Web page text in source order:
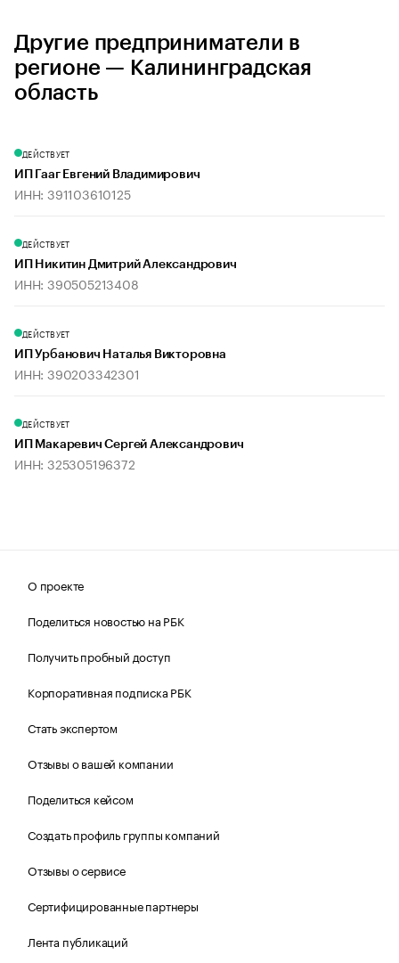
Другие предприниматели в
регионе — Калининградская
область
ДЕЙСТВУЕТ
ИП Гааг Евгений Владимирович
ИНН: 391103610125
ДЕЙСТВУЕТ
ИП Никитин Дмитрий Александрович
ИНН: 390505213408
ДЕЙСТВУЕТ
ИП Урбанович Наталья Викторовна
ИНН: 390203342301
ДЕЙСТВУЕТ
ИП Макаревич Сергей Александрович
ИНН: 325305196372
О проекте
Поделиться новостью на РБК
Получить пробный доступ
Корпоративная подписка РБК
Стать экспертом
Отзывы о вашей компании
Поделиться кейсом
Создать профиль группы компаний
Отзывы о сервисе
Сертифицированные партнеры
Лента публикаций